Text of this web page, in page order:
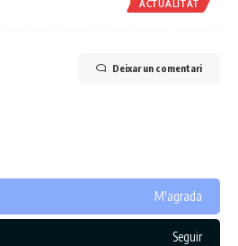
ACTUALITAT
Deixar un comentari
M'agrada
Seguir